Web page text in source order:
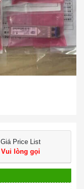
Giá Price List
Vui lòng gọi